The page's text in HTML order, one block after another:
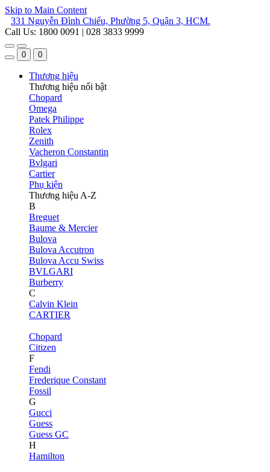
Skip to Main Content
331 Nguyễn Đình Chiểu, Phường 5, Quận 3, HCM.
Call Us: 1800 0091 | 028 3833 9999
0 0
Thương hiệu
Thương hiệu nổi bật
Chopard
Omega
Patek Philippe
Rolex
Zenith
Vacheron Constantin
Bvlgari
Cartier
Phụ kiện
Thương hiệu A-Z
B
Breguet
Baume & Mercier
Bulova
Bulova Accutron
Bulova Accu Swiss
BVLGARI
Burberry
C
Calvin Klein
CARTIER
Chopard
Citizen
F
Fendi
Frederique Constant
Fossil
G
Gucci
Guess
Guess GC
H
Hamilton